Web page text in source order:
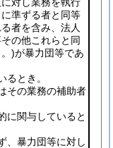
準ずる者と同等
者を含み、法人
の他これらと同
)が暴力団等であ
とき。
その業務の補助者
関与していると
、暴力団等に対し